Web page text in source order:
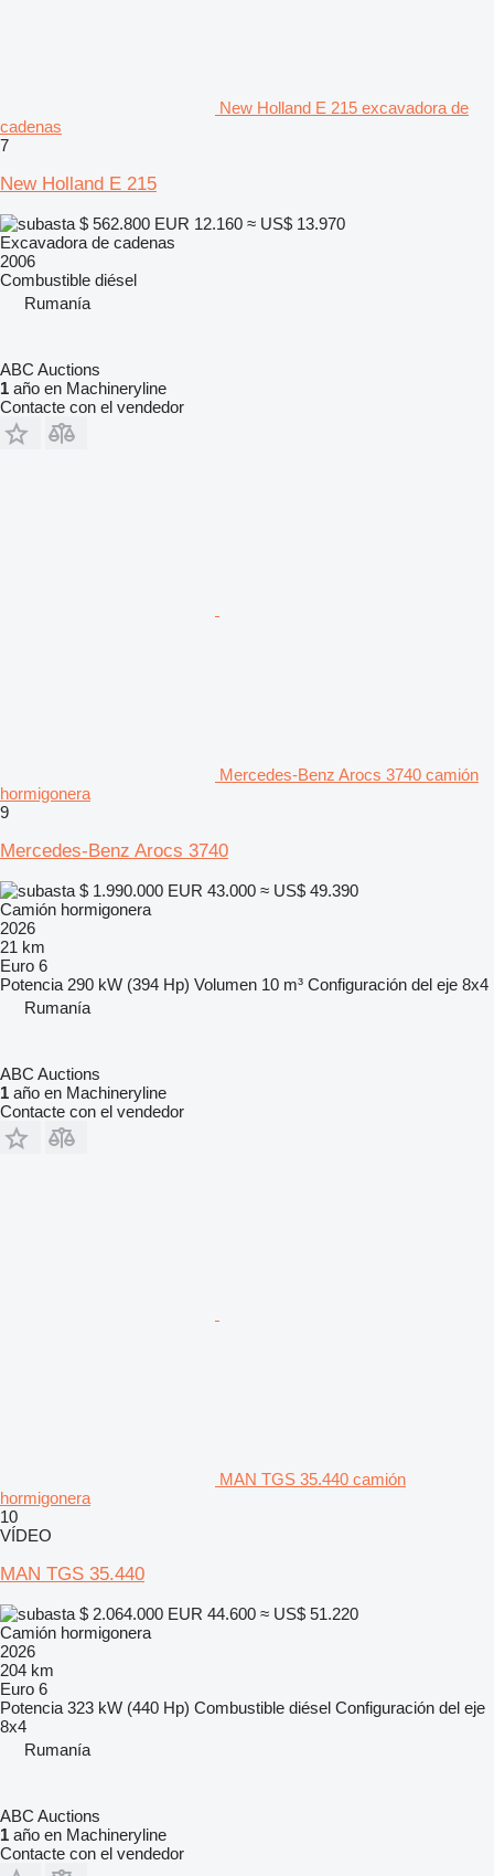
New Holland E 215 excavadora de
cadenas
7
New Holland E 215
$ 562.800 EUR 12.160 ≈ US$ 13.970
Excavadora de cadenas
2006
Combustible diésel
Rumanía
ABC Auctions
1 año en Machineryline
Contacte con el vendedor
Mercedes-Benz Arocs 3740 camión
hormigonera
9
Mercedes-Benz Arocs 3740
$ 1.990.000 EUR 43.000 ≈ US$ 49.390
Camión hormigonera
2026
21 km
Euro 6
Potencia 290 kW (394 Hp) Volumen 10 m³ Configuración del eje 8x4
Rumanía
ABC Auctions
1 año en Machineryline
Contacte con el vendedor
MAN TGS 35.440 camión
hormigonera
10
VÍDEO
MAN TGS 35.440
$ 2.064.000 EUR 44.600 ≈ US$ 51.220
Camión hormigonera
2026
204 km
Euro 6
Potencia 323 kW (440 Hp) Combustible diésel Configuración del eje
8x4
Rumanía
ABC Auctions
1 año en Machineryline
Contacte con el vendedor